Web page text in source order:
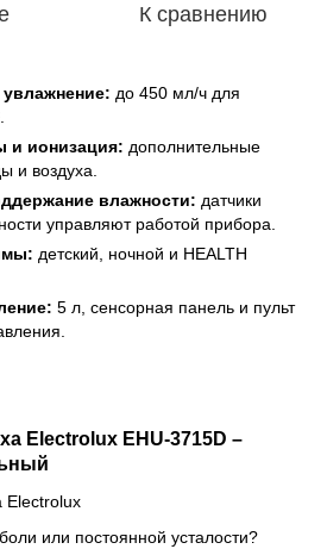
К сравнению
до 450 мл/ч для
и ионизация: дополнительные
и воздуха.
влажности: датчики
управляют работой прибора.
детский, ночной и HEALTH
5 л, сенсорная панель и пульт
Electrolux EHU-3715D –
или постоянной усталости?